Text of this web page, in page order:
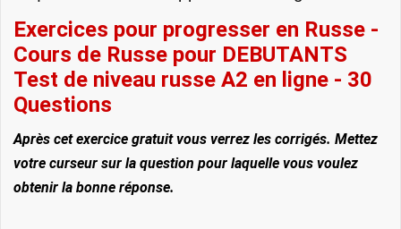
Exercices pour progresser en Russe -
Cours de Russe pour DEBUTANTS
Test de niveau russe A2 en ligne - 30
Questions
Après cet exercice gratuit vous verrez les corrigés. Mettez
votre curseur sur la question pour laquelle vous voulez
obtenir la bonne réponse.